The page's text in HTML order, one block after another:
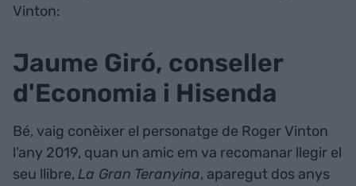
Vinton:
Jaume Giró, conseller
d'Economia i Hisenda
Bé, vaig conèixer el personatge de Roger Vinton
l’any 2019, quan un amic em va recomanar llegir el
seu llibre, La Gran Teranyina, aparegut dos anys